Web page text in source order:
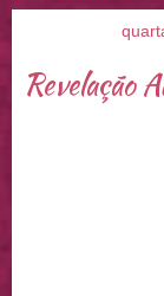
Revelação